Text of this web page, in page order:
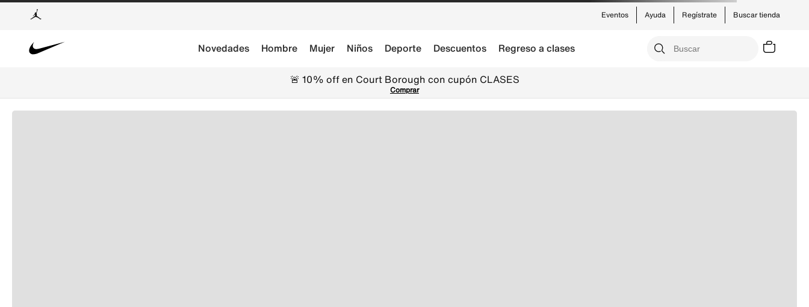
Buscar tienda
Ayuda Regístrate
Eventos
Novedades Hombre Mujer Niños Deporte Descuentos Regreso a clases
🚨 10% off en Court Borough con cupón CLASES
Comprar